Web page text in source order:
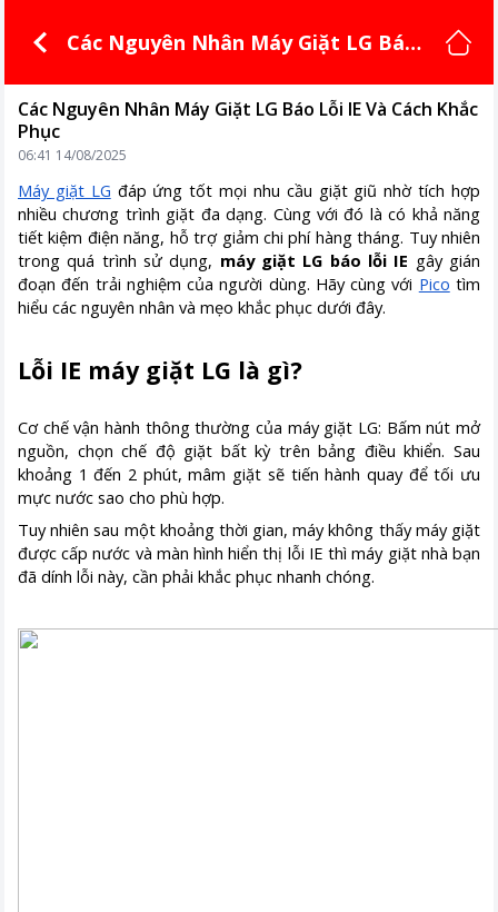
Các Nguyên Nhân Máy Giặt LG Báo
Các Nguyên Nhân Máy Giặt LG Báo Lỗi IE Và Cách Khắc
Phục
06:41 14/08/2025
Máy giặt LG đáp ứng tốt mọi nhu cầu giặt giũ nhờ tích hợp
nhiều chương trình giặt đa dạng. Cùng với đó là có khả năng
tiết kiệm điện năng, hỗ trợ giảm chi phí hàng tháng. Tuy nhiên
trong quá trình sử dụng, máy giặt LG báo lỗi IE gây gián
đoạn đến trải nghiệm của người dùng. Hãy cùng với Pico tìm
hiểu các nguyên nhân và mẹo khắc phục dưới đây.
Lỗi IE máy giặt LG là gì?
Cơ chế vận hành thông thường của máy giặt LG: Bấm nút mở
nguồn, chọn chế độ giặt bất kỳ trên bảng điều khiển. Sau
khoảng 1 đến 2 phút, mâm giặt sẽ tiến hành quay để tối ưu
mực nước sao cho phù hợp.
Tuy nhiên sau một khoảng thời gian, máy không thấy máy giặt
được cấp nước và màn hình hiển thị lỗi IE thì máy giặt nhà bạn
đã dính lỗi này, cần phải khắc phục nhanh chóng.